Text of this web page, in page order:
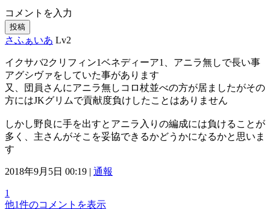
コメントを入力
投稿
さふぁいあ Lv2
イクサバ2クリフィン1ベネディーア1、アニラ無しで長い事
アグシヴァをしていた事があります
又、団員さんにアニラ無しコロ杖並べの方が居ましたがその
方にはJKグリムで貢献度負けしたことはありません
しかし野良に手を出すとアニラ入りの編成には負けることが
多く、主さんがそこを妥協できるかどうかになるかと思いま
す
2018年9月5日 00:19 | 通報
1
他1件のコメントを表示